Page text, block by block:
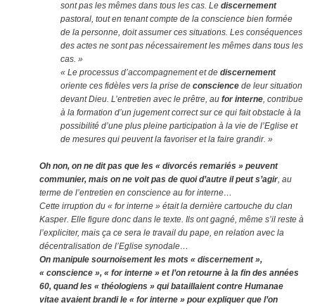
sont pas les mêmes dans tous les cas. Le discernement
pastoral, tout en tenant compte de la conscience bien formée
de la personne, doit assumer ces situations. Les conséquences
des actes ne sont pas nécessairement les mêmes dans tous les
cas. »
« Le processus d’accompagnement et de discernement
oriente ces fidèles vers la prise de conscience de leur situation
devant Dieu. L’entretien avec le prêtre, au for interne, contribue
à la formation d’un jugement correct sur ce qui fait obstacle à la
possibilité d’une plus pleine participation à la vie de l’Eglise et
de mesures qui peuvent la favoriser et la faire grandir. »
Oh non, on ne dit pas que les « divorcés remariés » peuvent
communier, mais on ne voit pas de quoi d’autre il peut s’agir, au
terme de l’entretien en conscience au for interne…
Cette irruption du « for interne » était la dernière cartouche du clan
Kasper. Elle figure donc dans le texte. Ils ont gagné, même s’il reste à
l’expliciter, mais ça ce sera le travail du pape, en relation avec la
décentralisation de l’Eglise synodale…
On manipule sournoisement les mots « discernement »,
« conscience », « for interne » et l’on retourne à la fin des années
60, quand les « théologiens » qui bataillaient contre Humanae
vitae avaient brandi le « for interne » pour expliquer que l’on